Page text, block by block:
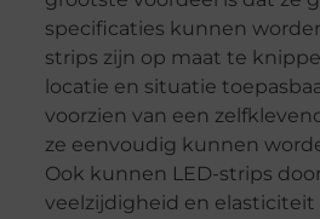
specificaties kunnen
strips zijn op maat te
locatie en situatie
voorzien van een
ze eenvoudig kunnen
Ook kunnen LED-strips
veelzijdigheid en